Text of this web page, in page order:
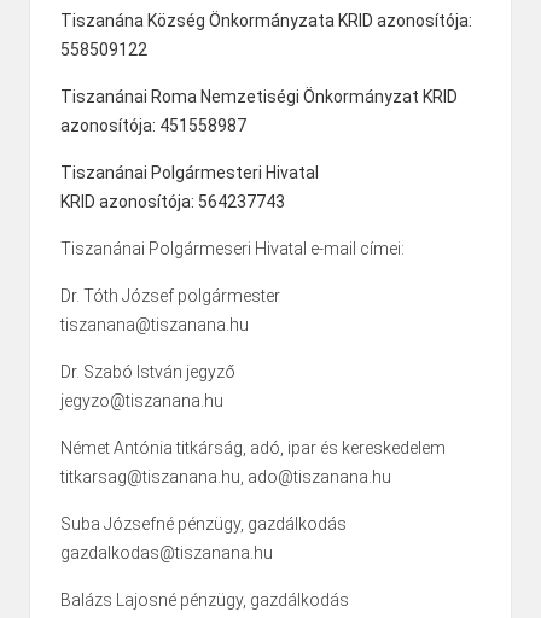
Tiszanána Község Önkormányzata KRID azonosítója:
558509122
Tiszanánai Roma Nemzetiségi Önkormányzat KRID
azonosítója: 451558987
Tiszanánai Polgármesteri Hivatal
KRID azonosítója: 564237743
Tiszanánai Polgármeseri Hivatal e-mail címei:
Dr. Tóth József polgármester
tiszanana@tiszanana.hu
Dr. Szabó István jegyző
jegyzo@tiszanana.hu
Német Antónia titkárság, adó, ipar és kereskedelem
titkarsag@tiszanana.hu, ado@tiszanana.hu
Suba Józsefné pénzügy, gazdálkodás
gazdalkodas@tiszanana.hu
Balázs Lajosné pénzügy, gazdálkodás